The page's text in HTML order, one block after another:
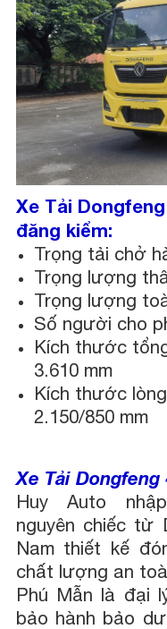
Xe Tải
đăng kiểm:
Trọng tải chở
Trọng lượng
Trọng lượng
Số người cho
Kích thước
3.610 mm
Kích thước
2.150/850 mm
Xe Tải Dongfeng
Huy Auto
nguyên chiếc từ
Nam thiết kế
chất lượng an
Phú Mẫn là đại
bảo hành bảo